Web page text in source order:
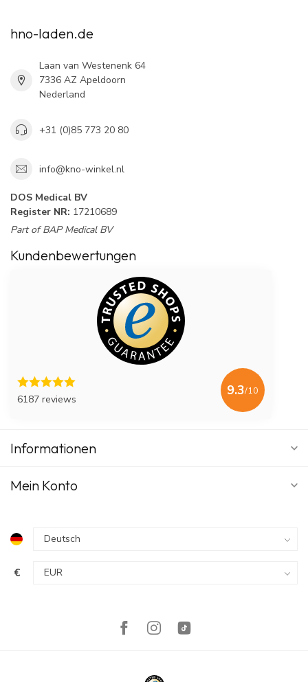
hno-laden.de
Laan van Westenenk 64
7336 AZ Apeldoorn
Nederland
+31 (0)85 773 20 80
info@kno-winkel.nl
DOS Medical BV
Register NR: 17210689
Part of BAP Medical BV
Kundenbewertungen
6187 reviews
9.3/10
Informationen
Mein Konto
€